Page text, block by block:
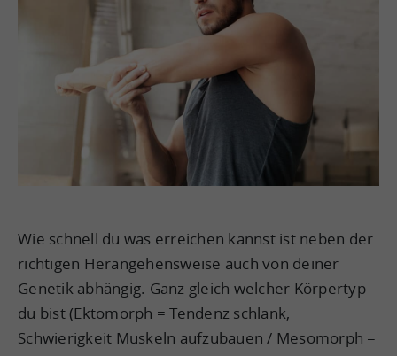
Wie schnell du was erreichen kannst ist neben der
richtigen Herangehensweise auch von deiner
Genetik abhängig. Ganz gleich welcher Körpertyp
du bist (Ektomorph = Tendenz schlank,
Schwierigkeit Muskeln aufzubauen / Mesomorph =